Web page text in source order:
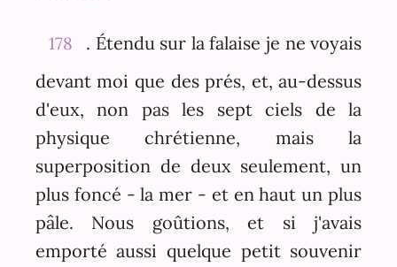
178
. Étendu sur la falaise je ne voyais
devant moi que des prés, et, au-dessus
d'eux, non pas les sept ciels de la
physique chrétienne, mais la
superposition de deux seulement, un
plus foncé - la mer - et en haut un plus
pâle. Nous goûtions, et si j'avais
emporté aussi quelque petit souvenir